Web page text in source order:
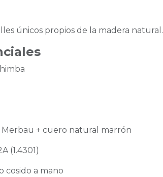
únicos propios de la madera natural.
Merbau + cuero natural marrón
(1.4301)
cosido a mano